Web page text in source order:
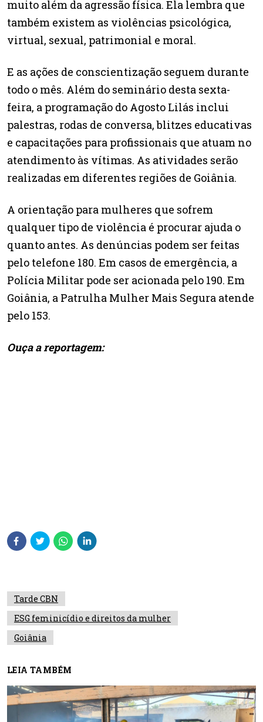
muito além da agressão física. Ela lembra que
também existem as violências psicológica,
virtual, sexual, patrimonial e moral.
E as ações de conscientização seguem durante
todo o mês. Além do seminário desta sexta-
feira, a programação do Agosto Lilás inclui
palestras, rodas de conversa, blitzes educativas
e capacitações para profissionais que atuam no
atendimento às vítimas. As atividades serão
realizadas em diferentes regiões de Goiânia.
A orientação para mulheres que sofrem
qualquer tipo de violência é procurar ajuda o
quanto antes. As denúncias podem ser feitas
pelo telefone 180. Em casos de emergência, a
Polícia Militar pode ser acionada pelo 190. Em
Goiânia, a Patrulha Mulher Mais Segura atende
pelo 153.
Ouça a reportagem:
Tarde CBN
ESG feminicídio e direitos da mulher
Goiânia
LEIA TAMBÉM